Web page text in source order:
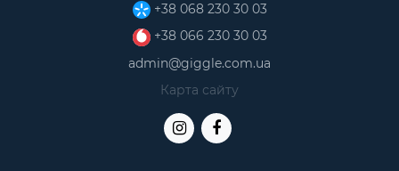
+38 068 230 30 03
+38 066 230 30 03
admin@giggle.com.ua
Карта сайту